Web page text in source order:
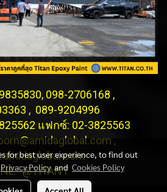
098-2706168 ,
, 089-9204996
แฟกซ์: 02-3825563
,
@TITANT
for best user experience, to find out
Privacy Policyand Cookies Policy